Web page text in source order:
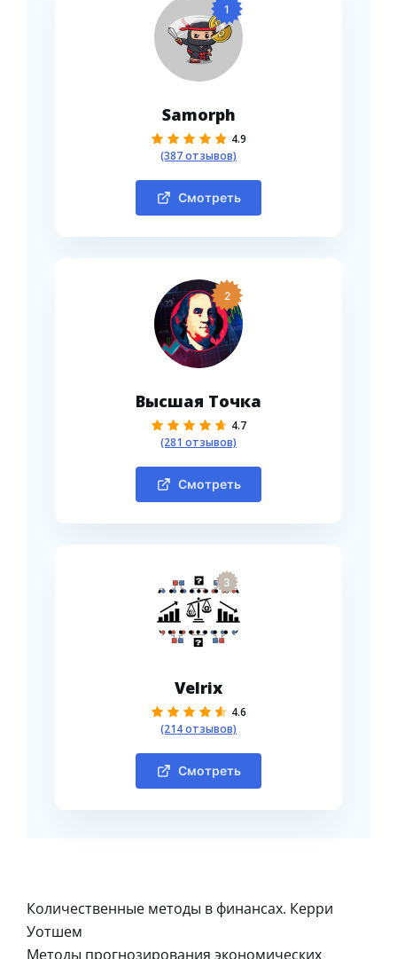
1
Samorph
4.9
(387 отзывов)
Смотреть
2
Высшая Точка
4.7
(281 отзывов)
Смотреть
3
Velrix
4.6
(214 отзывов)
Смотреть
Количественные методы в финансах. Керри
Уотшем
Методы прогнозирования экономических